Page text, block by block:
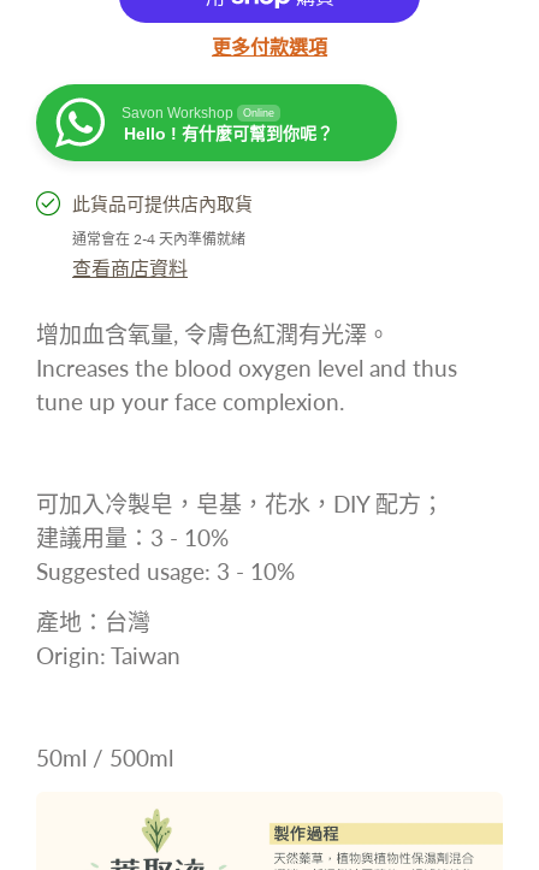
更多付款選項
Savon Workshop Online
Hello ! 有什麼可幫到你呢？
此貨品可提供店內取貨
通常會在 2-4 天內準備就緒
查看商店資料
增加血含氧量, 令膚色紅潤有光澤。
Increases the blood oxygen level and thus
tune up your face complexion.
可加入冷製皂，皂基，花水， DIY 配方；
建議用量： 3 - 10%
Suggested usage: 3 - 10%
產地：台灣
Origin: Taiwan
50ml / 500ml